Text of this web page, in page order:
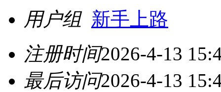
用户组 新手上路
注册时间2026-4-13
最后访问2026-4-13